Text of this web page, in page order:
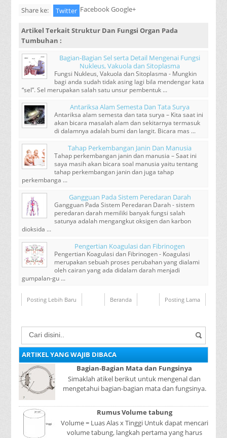
Share ke: Facebook Google+
Twitter
Artikel TerkaitStruktur Dan Fungsi Organ Pada
Tumbuhan :
Bagian-Bagian Sel serta Detail Mengenai Fungsi
Nukleus, Vakuola dan Sitoplasma
Fungsi Nukleus, Vakuola dan Sitoplasma - Mungkin
bagi anda sudah tidak asing lagi bila mendengar kata
“sel”. Sel merupakan salah satu unsur pembentuk ...
Antariksa Alam Semesta Dan Tata Surya
Antariksa alam semesta dan tata surya – Kita saat ini
akan bicara masalah alam dan sekitarnya termasuk
di dalamnya adalah bumi dan langit. Bicara mas ...
Tahap Perkembangan Janin Dan Manusia
Tahap perkembangan janin dan manusia – Saat ini
saya masih akan bicara soal manusia yaitu tentang
tahap perkembangan janin dan juga tahap
perkembanga ...
Gangguan Pada Sistem Peredaran Darah
Gangguan Pada Sistem Peredaran Darah - sistem
peredaran darah memiliki banyak fungsi salah
satunya adalah mengangkut oksigen dan karbon
dioksida ...
Pengertian Koagulasi dan Fibrinogen
Pengertian Koagulasi dan Fibrinogen - Koagulasi
merupakan sebuah proses perubahan yang dialami
oleh cairan yang ada didalam darah menjadi
gumpalan-gu ...
Posting Lebih Baru Posting Lama
Beranda
ARTIKEL YANG WAJIB DIBACA
Bagian-Bagian Mata dan Fungsinya
Simaklah atikel berikut untuk mengenal dan
mengetahui bagian-bagian mata dan fungsinya.
mer...
Rumus Volume tabung
Volume = Luas Alas x Tinggi Untuk dapat mencari
volume tabung, langkah pertama yang harus